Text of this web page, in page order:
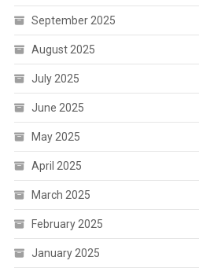
September 2025
August 2025
July 2025
June 2025
May 2025
April 2025
March 2025
February 2025
January 2025